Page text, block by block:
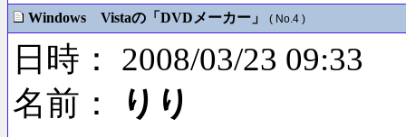
Windows Vistaの「DVDメーカー」 ( No.4 )
日時： 2008/03/23 09:33
名前：
りり